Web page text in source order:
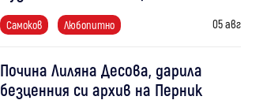
Самоков Любопитно 05 авг
Почина Лиляна Десова, дарила
безценния си архив на Перник